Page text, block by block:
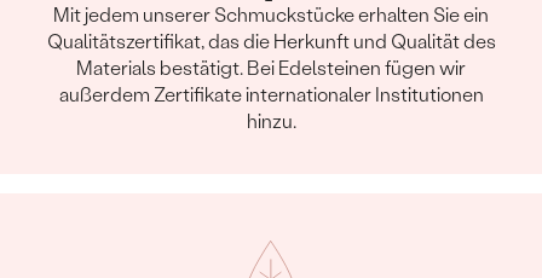
Mit jedem unserer Schmuckstücke erhalten Sie ein
Qualitätszertifikat, das die Herkunft und Qualität des
Materials bestätigt. Bei Edelsteinen fügen wir
außerdem Zertifikate internationaler Institutionen
hinzu.